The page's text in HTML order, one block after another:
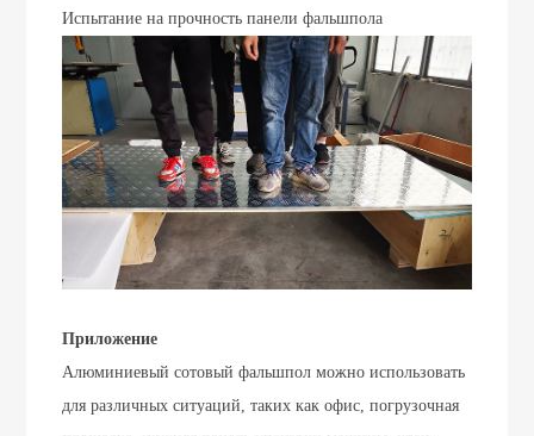
Испытание на прочность панели фальшпола
Приложение
Алюминиевый сотовый фальшпол можно использовать
для различных ситуаций, таких как офис, погрузочная